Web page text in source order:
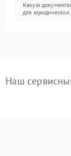
Какую
для юридических
Наш